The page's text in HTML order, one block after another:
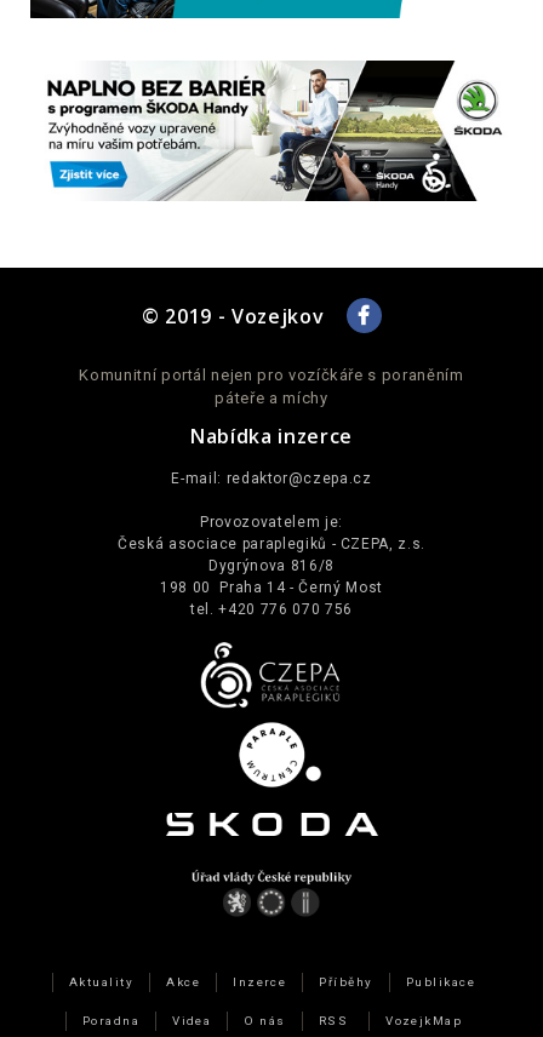
© 2019 - Vozejkov
Komunitní portál nejen pro vozíčkáře s poraněním
páteře a míchy
Nabídka inzerce
E-mail: redaktor@czepa.cz
Provozovatelem je:
Česká asociace paraplegiků - CZEPA, z.s.
Dygrýnova 816/8
198 00 Praha 14 - Černý Most
tel. +420 776 070 756
Aktuality Akce Inzerce Příběhy Publikace
Poradna Videa O nás RSS VozejkMap